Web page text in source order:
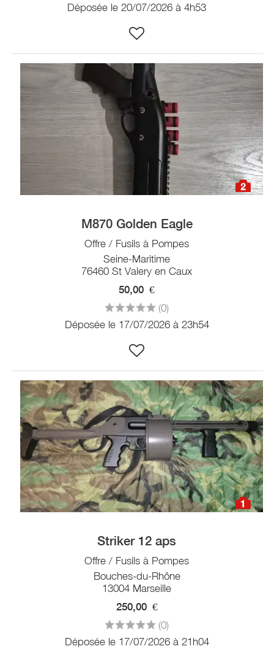
Déposée le 20/07/2026 à 4h53
2
M870 Golden Eagle
Offre / Fusils à Pompes
Seine-Maritime
76460 St Valery en Caux
50,00 €
(0)
Déposée le 17/07/2026 à 23h54
1
Striker 12 aps
Offre / Fusils à Pompes
Bouches-du-Rhône
13004 Marseille
250,00 €
(0)
Déposée le 17/07/2026 à 21h04